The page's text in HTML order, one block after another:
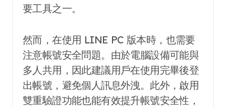
要工具之一。
然而，在使用 LINE PC 版本時，也需要
注意帳號安全問題。由於電腦設備可能與
多人共用，因此建議用戶在使用完畢後登
出帳號，避免個人訊息外洩。此外，啟用
雙重驗證功能也能有效提升帳號安全性，